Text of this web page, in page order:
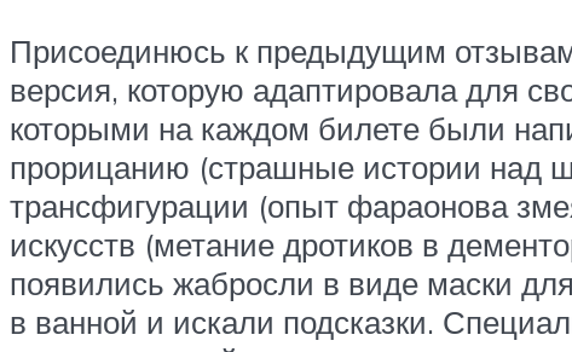
Присоединюсь к предыдущим
версия, которую адаптировала для
которыми на каждом билете были
прорицанию (страшные истории над
трансфигурации (опыт фараонова
искусств (метание дротиков в
появились жабросли в виде маски
в ванной и искали подсказки.